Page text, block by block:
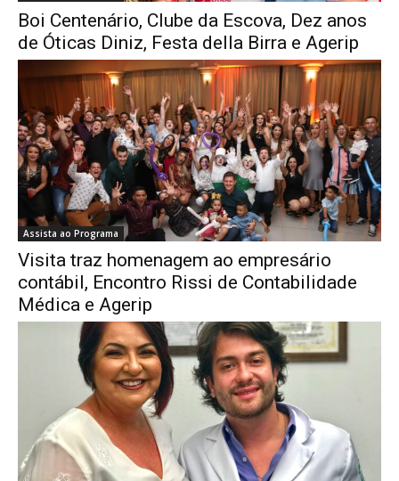
Boi Centenário, Clube da Escova, Dez anos
de Óticas Diniz, Festa della Birra e Agerip
Assista ao Programa
Visita traz homenagem ao empresário
contábil, Encontro Rissi de Contabilidade
Médica e Agerip